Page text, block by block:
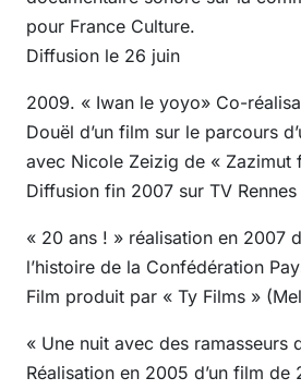
pour France Culture.
Diffusion le 26 juin
2009. « Iwan le yoyo» Co-
Douël d’un film sur le parcours
avec Nicole Zeizig de « Zazimut
Diffusion fin 2007 sur TV
« 20 ans ! » réalisation en 2007
l’histoire de la Confédération
Film produit par « Ty Films »
« Une nuit avec des ramasseurs
Réalisation en 2005 d’un film de